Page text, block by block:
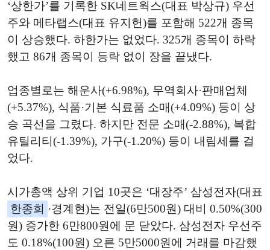
‘상한가’를 기록한 SK네트웍스(대표 박상규) 우선
주와 메타랩스(대표 유지헌)를 포함해 522개 종목
이 상승했다. 하한가는 없었다. 325개 종목이 하락
했고 86개 종목이 등락 없이 장을 끝냈다.
업종별로는 해운사(+6.98%), 무역회사·판매업체
(+5.37%), 식품·기본 식료품 소매(+4.09%) 등이 상
승 곡선을 그렸다. 하지만 전문 소매(-2.88%), 복합
유틸리티(-1.39%), 가구(-1.20%) 등이 내림세를 걸
었다.
시가총액 상위 기업 10곳은 ‘대장주’ 삼성전자(대표
한종희 ·경계현)는 전일(6만500원) 대비 0.50%(300
원) 증가한 6만800원에 문 닫았다. 삼성전자 우선주
도 0.18%(100원) 오른 5만5000원에 거래를 마감했